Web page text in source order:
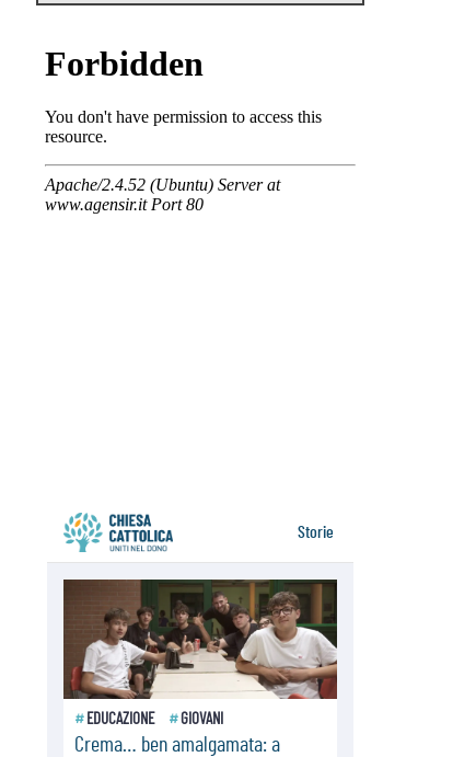
intensi tra Chiesa, popolo e
istituzioni
SIGNIS 2026, dare voce alle
07.08.2026
Honduras, gli sfollati invisibili di una
crisi dimenticata